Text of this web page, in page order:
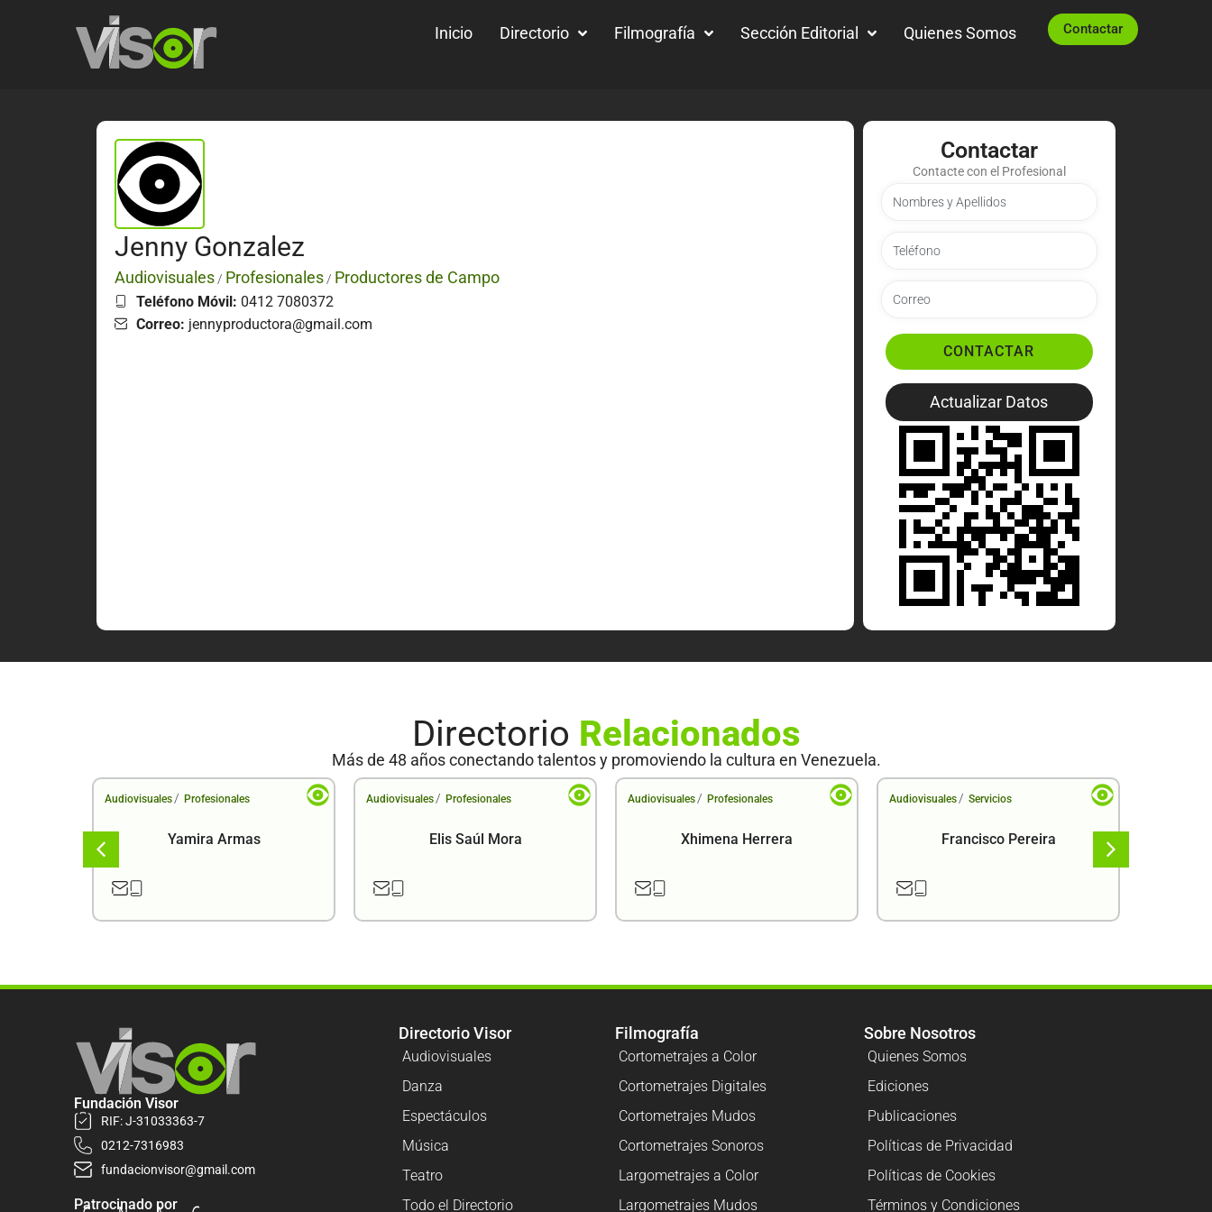
Inicio Directorio Filmografía Sección Editorial Quienes Somos Contactar
Jenny Gonzalez
Audiovisuales / Profesionales / Productores de Campo
Teléfono Móvil: 0412 7080372
Correo: jennyproductora@gmail.com
Contactar
Contacte con el Profesional
CONTACTAR
Actualizar Datos
Directorio Relacionados
Más de 48 años conectando talentos y promoviendo la cultura en Venezuela.
Audiovisuales / Profesionales
Yamira Armas
Audiovisuales / Profesionales
Elis Saúl Mora
Audiovisuales / Profesionales
Xhimena Herrera
Audiovisuales / Servicios
Francisco Pereira
Fundación Visor
RIF: J-31033363-7
0212-7316983
fundacionvisor@gmail.com
Patrocinado por
Directorio Visor
Audiovisuales
Danza
Espectáculos
Música
Teatro
Todo el Directorio
Filmografía
Cortometrajes a Color
Cortometrajes Digitales
Cortometrajes Mudos
Cortometrajes Sonoros
Largometrajes a Color
Largometrajes Mudos
Sobre Nosotros
Quienes Somos
Ediciones
Publicaciones
Políticas de Privacidad
Políticas de Cookies
Términos y Condiciones